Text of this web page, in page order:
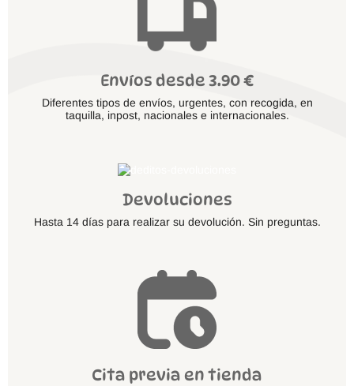
Envíos desde 3.90 €
Diferentes tipos de envíos, urgentes, con recogida, en
taquilla, inpost, nacionales e internacionales.
Devoluciones
Hasta 14 días para realizar su devolución. Sin preguntas.
Cita previa en tienda